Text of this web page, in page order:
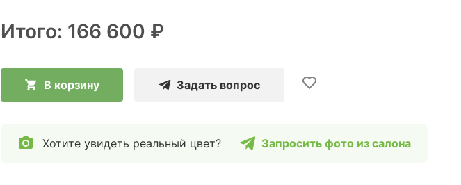
Итого: 166 600 ₽
В корзину Задать вопрос
Хотите увидеть реальный цвет? Запросить фото из салона